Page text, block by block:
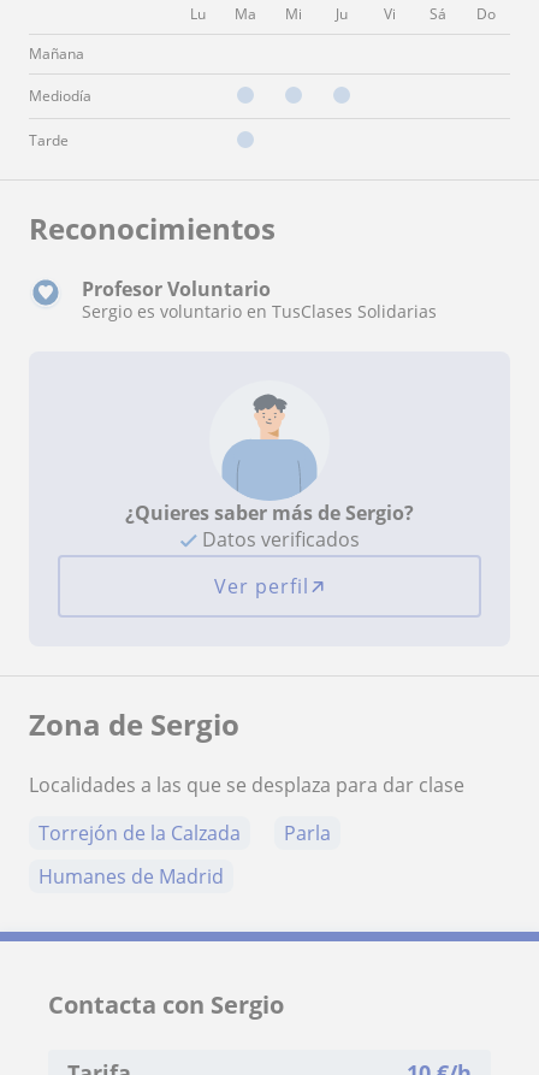
Lu Ma Mi Ju Vi Sá
Do
Mañana
Mediodía
Tarde
Reconocimientos
Profesor Voluntario
Sergio es voluntario en TusClases Solidarias
¿Quieres saber más de Sergio?
Datos verificados
Ver perfil
Zona de Sergio
Localidades a las que se desplaza para dar clase
Torrejón de la Calzada
Parla
Humanes de Madrid
Contacta con Sergio